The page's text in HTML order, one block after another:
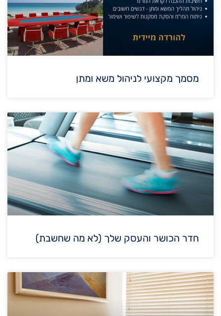
מסמך מקצועי לניהול משא ומתן
חדר הכושר והעסק שלך (לא מה שחשבת)